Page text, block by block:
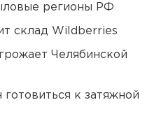
регионы РФ
склад Wildberries
Челябинской
к затяжной